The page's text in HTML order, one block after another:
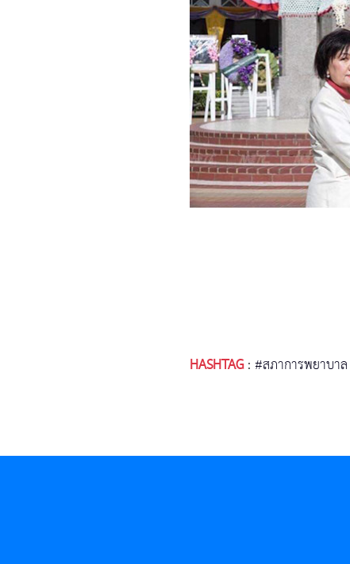
HASHTAG:#สภาการพยาบาล